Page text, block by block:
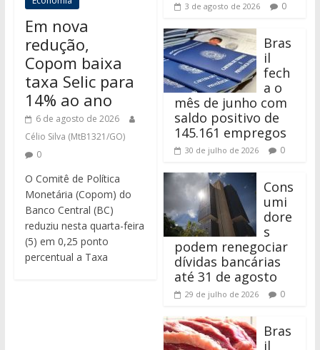
Em nova
redução,
Copom baixa
taxa Selic para
14% ao ano
6 de agosto de 2026
Célio Silva (MtB1321/GO)
0
O Comitê de Política
Monetária (Copom) do
Banco Central (BC)
reduziu nesta quarta-feira
(5) em 0,25 ponto
percentual a Taxa
3 de agosto de 2026 0
Bras
il
fech
a o
mês de junho com
saldo positivo de
145.161 empregos
30 de julho de 2026 0
Cons
umi
dore
s
podem renegociar
dívidas bancárias
até 31 de agosto
29 de julho de 2026 0
Bras
il